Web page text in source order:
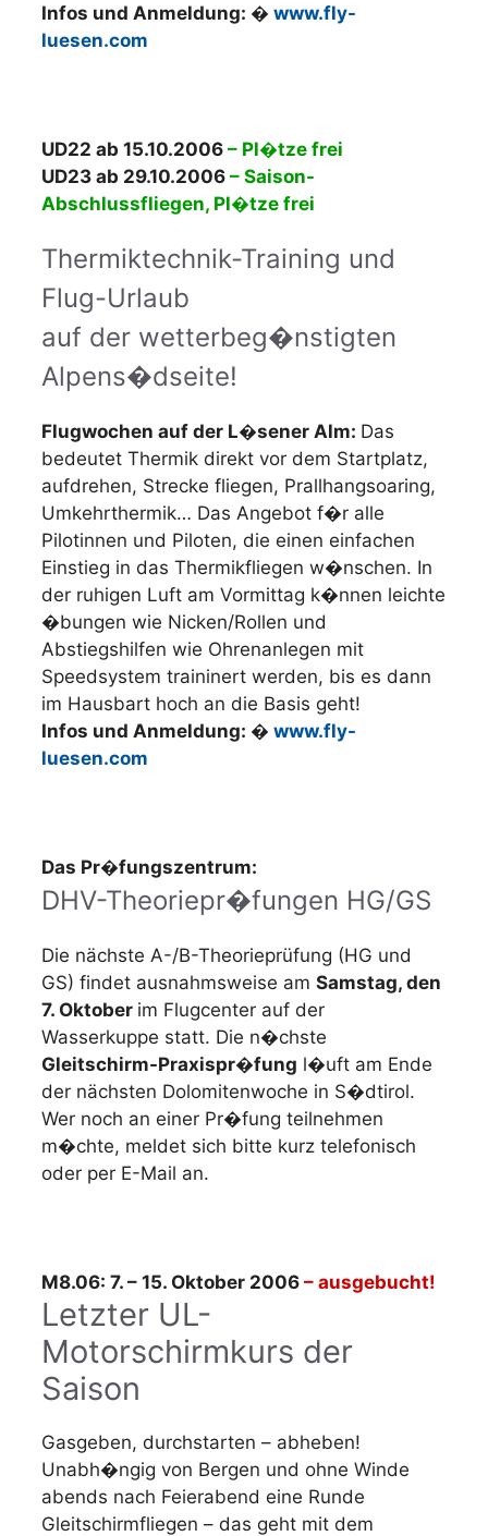
Infos und Anmeldung: � www.fly-
luesen.com
UD22 ab 15.10.2006 – Pl�tze frei
UD23 ab 29.10.2006 – Saison-
Abschlussfliegen, Pl�tze frei
Thermiktechnik-Training und
Flug-Urlaub
auf der wetterbeg�nstigten
Alpens�dseite!
Flugwochen auf der L�sener Alm: Das
bedeutet Thermik direkt vor dem Startplatz,
aufdrehen, Strecke fliegen, Prallhangsoaring,
Umkehrthermik… Das Angebot f�r alle
Pilotinnen und Piloten, die einen einfachen
Einstieg in das Thermikfliegen w�nschen. In
der ruhigen Luft am Vormittag k�nnen leichte
�bungen wie Nicken/Rollen und
Abstiegshilfen wie Ohrenanlegen mit
Speedsystem traininert werden, bis es dann
im Hausbart hoch an die Basis geht!
Infos und Anmeldung: � www.fly-
luesen.com
Das Pr�fungszentrum:
DHV-Theoriepr�fungen HG/GS
Die nächste A-/B-Theorieprüfung (HG und
GS) findet ausnahmsweise am Samstag, den
7. Oktober im Flugcenter auf der
Wasserkuppe statt. Die n�chste
Gleitschirm-Praxispr�fung l�uft am Ende
der nächsten Dolomitenwoche in S�dtirol.
Wer noch an einer Pr�fung teilnehmen
m�chte, meldet sich bitte kurz telefonisch
oder per E-Mail an.
M8.06: 7. – 15. Oktober 2006 – ausgebucht!
Letzter UL-
Motorschirmkurs der
Saison
Gasgeben, durchstarten – abheben!
Unabh�ngig von Bergen und ohne Winde
abends nach Feierabend eine Runde
Gleitschirmfliegen – das geht mit dem